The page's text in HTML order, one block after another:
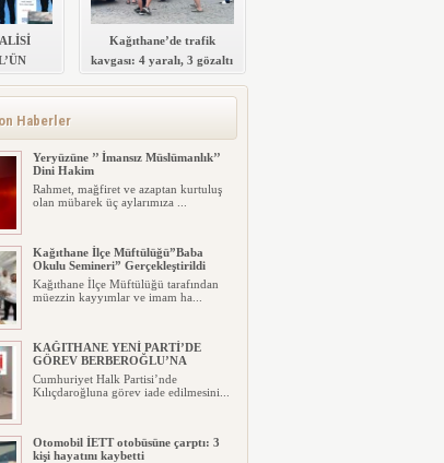
TEMELİ
Kağıthane’de trafik
kavgası: 4 yaralı, 3 gözaltı
Haberler
Yeryüzüne ’’ İmansız Müslümanlık’’
Dini Hakim
Rahmet, mağfiret ve azaptan kurtuluş
olan mübarek üç aylarımıza ...
Kağıthane İlçe Müftülüğü”Baba
Okulu Semineri” Gerçekleştirildi
Kağıthane İlçe Müftülüğü tarafından
müezzin kayyımlar ve imam ha...
KAĞITHANE YENİ PARTİ’DE
GÖREV BERBEROĞLU’NA
Cumhuriyet Halk Partisi’nde
Kılıçdaroğluna görev iade edilmesini...
Otomobil İETT otobüsüne çarptı: 3
kişi hayatını kaybetti